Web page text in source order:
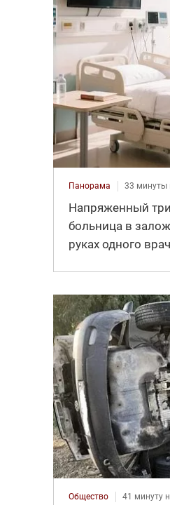
Панорама 33 минуты
Напряженный
больница в
руках одного
Общество 41 минуту